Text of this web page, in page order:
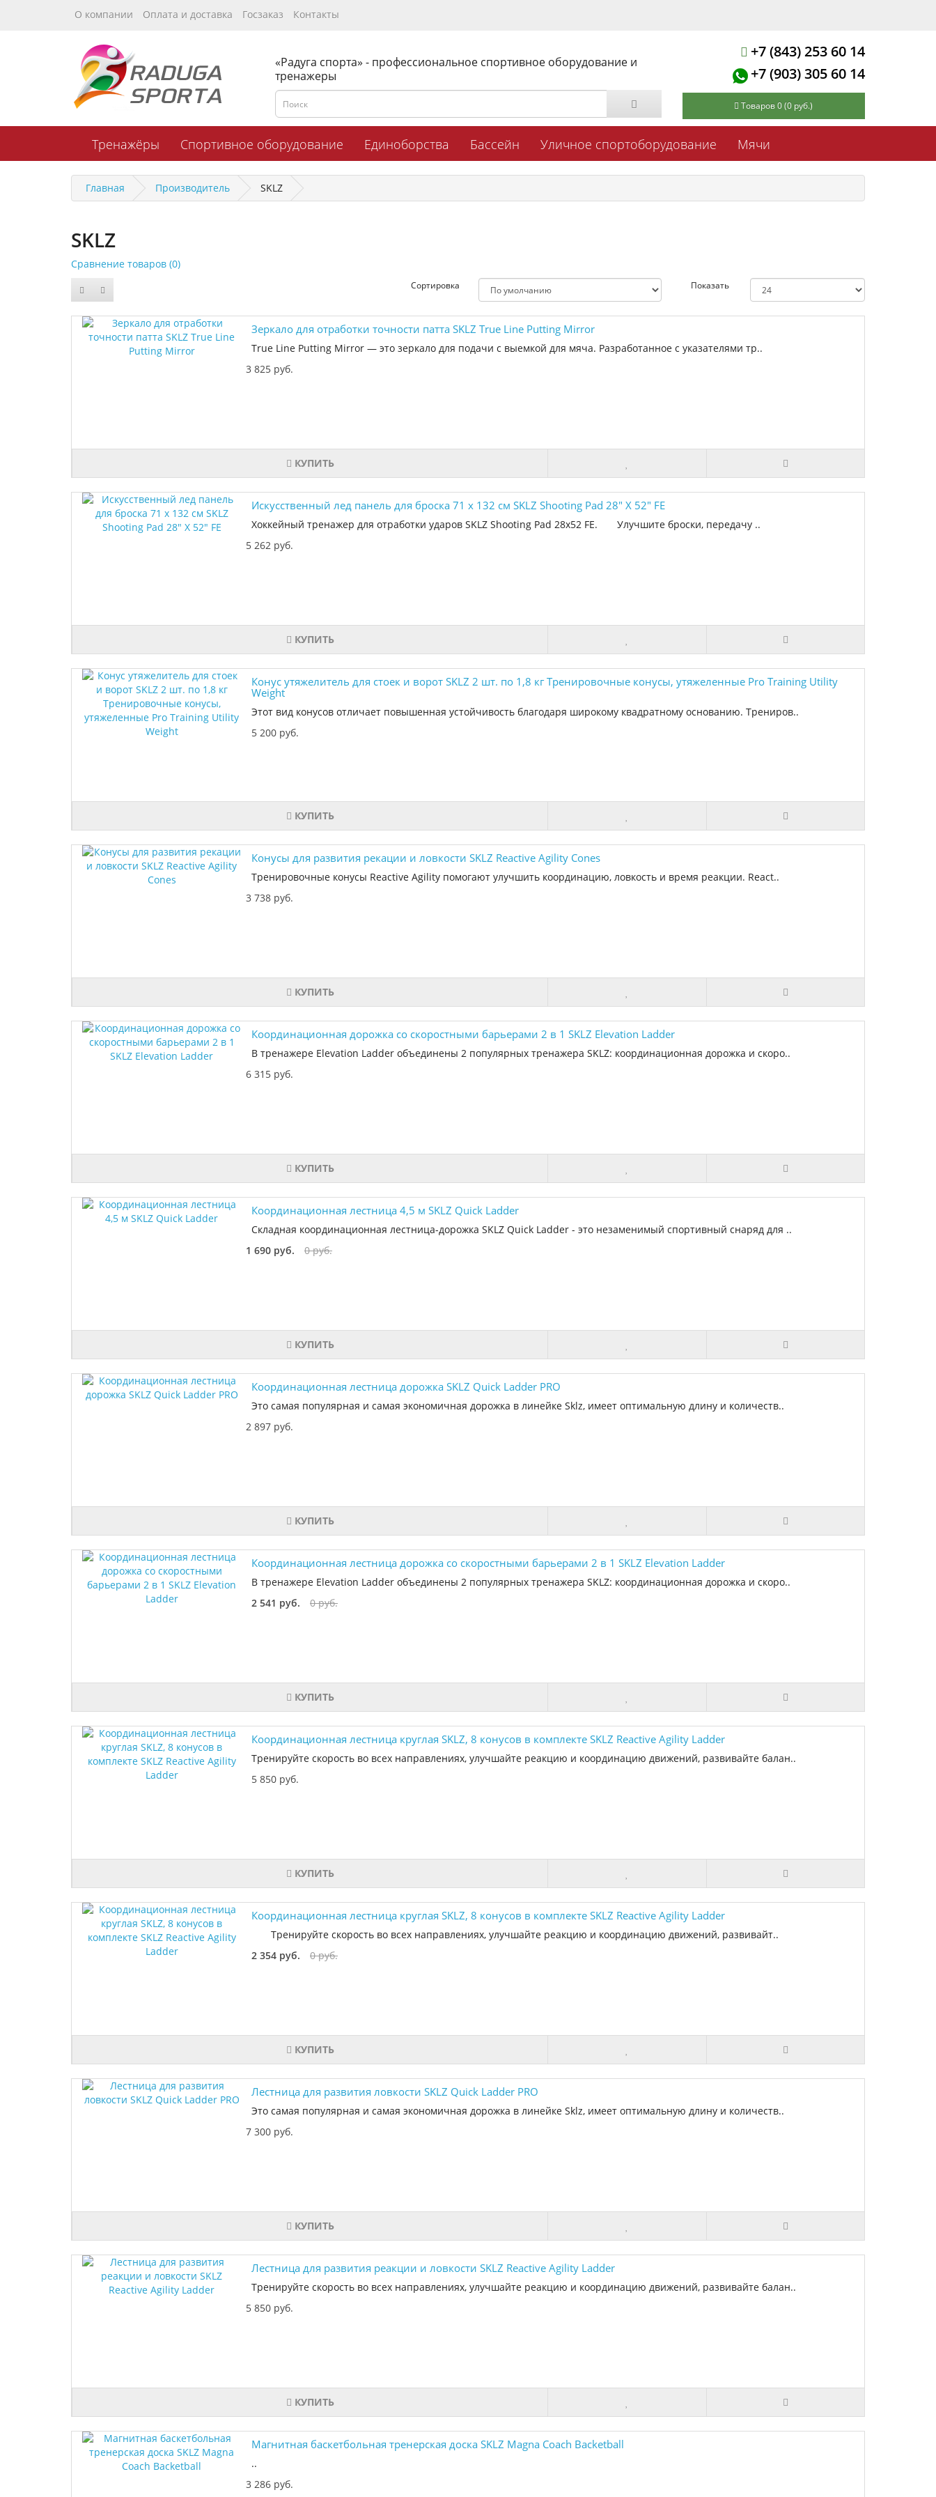
О компании Оплата и доставка Госзаказ Контакты
«Радуга спорта» - профессиональное спортивное оборудование и
тренажеры
+7 (843) 253 60 14
+7 (903) 305 60 14
Товаров 0 (0 руб.)
Тренажёры Спортивное оборудование Единоборства Бассейн Уличное спортоборудование Мячи
Главная Производитель SKLZ
SKLZ
Сравнение товаров (0)
Сортировка Показать
Зеркало для отработки точности патта SKLZ True Line Putting Mirror
True Line Putting Mirror — это зеркало для подачи с выемкой для мяча. Разработанное с указателями тр..
3 825 руб.
КУПИТЬ
Искусственный лед панель для броска 71 х 132 см SKLZ Shooting Pad 28" X 52" FE
Хоккейный тренажер для отработки ударов SKLZ Shooting Pad 28x52 FE. Улучшите броски, передачу ..
5 262 руб.
КУПИТЬ
Конус утяжелитель для стоек и ворот SKLZ 2 шт. по 1,8 кг Тренировочные конусы, утяжеленные Pro Training Utility
Weight
Этот вид конусов отличает повышенная устойчивость благодаря широкому квадратному основанию. Трениров..
5 200 руб.
КУПИТЬ
Конусы для развития рекации и ловкости SKLZ Reactive Agility Cones
Тренировочные конусы Reactive Agility помогают улучшить координацию, ловкость и время реакции. React..
3 738 руб.
КУПИТЬ
Координационная дорожка со скоростными барьерами 2 в 1 SKLZ Elevation Ladder
В тренажере Elevation Ladder объединены 2 популярных тренажера SKLZ: координационная дорожка и скоро..
6 315 руб.
КУПИТЬ
Координационная лестница 4,5 м SKLZ Quick Ladder
Складная координационная лестница-дорожка SKLZ Quick Ladder - это незаменимый спортивный снаряд для ..
1 690 руб.
0 руб.
КУПИТЬ
Координационная лестница дорожка SKLZ Quick Ladder PRO
Это самая популярная и самая экономичная дорожка в линейке Sklz, имеет оптимальную длину и количеств..
2 897 руб.
КУПИТЬ
Координационная лестница дорожка со скоростными барьерами 2 в 1 SKLZ Elevation Ladder
В тренажере Elevation Ladder объединены 2 популярных тренажера SKLZ: координационная дорожка и скоро..
2 541 руб.
0 руб.
КУПИТЬ
Координационная лестница круглая SKLZ, 8 конусов в комплекте SKLZ Reactive Agility Ladder
Тренируйте скорость во всех направлениях, улучшайте реакцию и координацию движений, развивайте балан..
5 850 руб.
КУПИТЬ
Координационная лестница круглая SKLZ, 8 конусов в комплекте SKLZ Reactive Agility Ladder
Тренируйте скорость во всех направлениях, улучшайте реакцию и координацию движений, развивайт..
2 354 руб.
0 руб.
КУПИТЬ
Лестница для развития ловкости SKLZ Quick Ladder PRO
Это самая популярная и самая экономичная дорожка в линейке Sklz, имеет оптимальную длину и количеств..
7 300 руб.
КУПИТЬ
Лестница для развития реакции и ловкости SKLZ Reactive Agility Ladder
Тренируйте скорость во всех направлениях, улучшайте реакцию и координацию движений, развивайте балан..
5 850 руб.
КУПИТЬ
Магнитная баскетбольная тренерская доска SKLZ Magna Coach Backetball
..
3 286 руб.